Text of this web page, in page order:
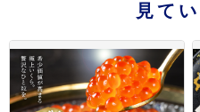
見て